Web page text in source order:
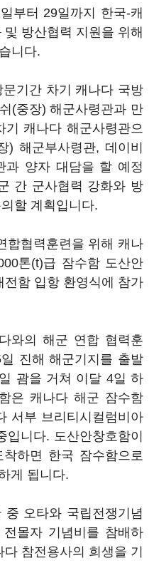
부터 29일까지 한국-캐
방산협력 지원을 위해
니다.
기간 차기 캐나다 국방
(중장) 해군사령관과 만
캐나다 해군사령관으
) 해군부사령관, 데이비
과 양자 대담을 할 예정
간 군사협력 강화와 방
할 계획입니다.
합협력훈련을 위해 캐나
톤(t)급 잠수함 도산안
함 입항 환영식에 참가
와의 해군 연합 협력훈
진해 해군기지를 출발
괌을 거쳐 이달 4일 하
은 캐나다 해군 잠수함
서부 브리티시컬럼비아
니다. 도산안창호함이
하면 한국 잠수함으로
게 됩니다.
오타와 국립전쟁기념
몰자 기념비를 참배하
참전용사의 희생을 기